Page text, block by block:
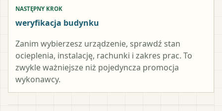
NASTĘPNY KROK
weryfikacja budynku
Zanim wybierzesz urządzenie, sprawdź stan
ocieplenia, instalację, rachunki i zakres prac. To
zwykle ważniejsze niż pojedyncza promocja
wykonawcy.